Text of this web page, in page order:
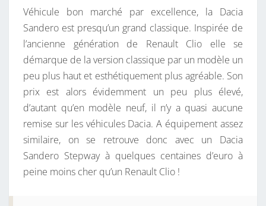
Véhicule bon marché par excellence, la Dacia
Sandero est presqu’un grand classique. Inspirée de
l’ancienne génération de Renault Clio elle se
démarque de la version classique par un modèle un
peu plus haut et esthétiquement plus agréable. Son
prix est alors évidemment un peu plus élevé,
d’autant qu’en modèle neuf, il n’y a quasi aucune
remise sur les véhicules Dacia. A équipement assez
similaire, on se retrouve donc avec un Dacia
Sandero Stepway à quelques centaines d’euro à
peine moins cher qu’un Renault Clio !